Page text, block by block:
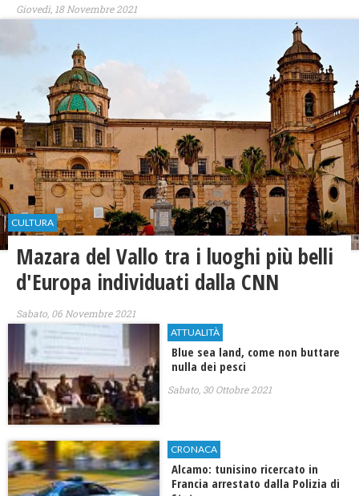
Giovedì, 18 Novembre 2021
CULTURA
Mazara del Vallo tra i luoghi più belli
d'Europa individuati dalla CNN
Sabato, 06 Novembre 2021
ATTUALITÀ
Blue sea land, come non buttare
nulla dei pesci
Sabato, 30 Ottobre 2021
CRONACA
Alcamo: tunisino ricercato in
Francia arrestato dalla Polizia di